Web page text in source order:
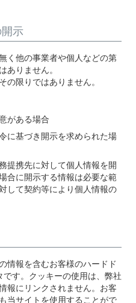
示
く他の事業者や個人などの第
ありません。
の限りではありません。
がある場合
に基づき開示を求められた場
提携先に対して個人情報を開
合に開示する情報は必要な範
して契約等により個人情報の
情報を含むお客様のハードド
す。クッキーの使用は、弊社
報にリンクされません。お客
当サイトを使用することがで